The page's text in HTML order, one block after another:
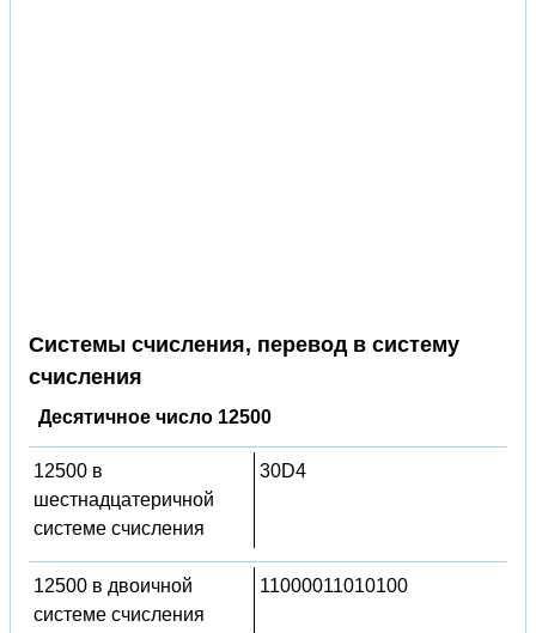
Системы счисления, перевод в систему
счисления
Десятичное число 12500
12500 в
шестнадцатеричной
системе счисления
30D4
12500 в двоичной
системе счисления
11000011010100